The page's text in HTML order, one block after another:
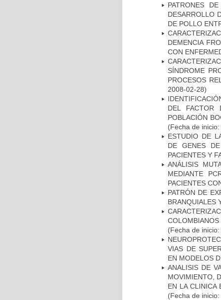
PATRONES
DESARROLLO
DE POLLO
DEMENCIA
CON
SÍNDROME
PROCESOS
2008-02-28)
DEL FACTOR
POBLACIÓN
(Fecha de
ESTUDIO DE
DE GENES
PACIENTES Y
ANÁLISIS
MEDIANTE
PACIENTES
PATRÓN DE
BRANQUIALES
(Fecha de
VIAS DE
EN MODELOS
ANALISIS DE
MOVIMIENTO,
EN LA CLINICA
(Fecha de